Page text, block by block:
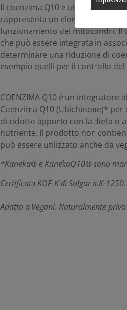
Il coenzima Q10 è una sostanza
rappresenta un elemento
funzionamento dei mitocondri. Il
che può essere integrata in
determinare una riduzione di
esempio quelli per il controllo del
COENZIMA Q10 è un integratore
Coenzima Q10 (Ubichinone)* per
di ridotto apporto con la dieta o
nutriente. Il prodotto non
può essere utilizzato anche da
*Kaneka® e KanekaQ10® sono
Certificato KOF-K di Solgar n.K-1250.
Adatto a Vegani. Naturalmente